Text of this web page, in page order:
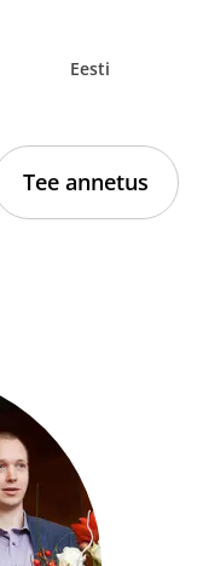
Eesti
Tee annetus